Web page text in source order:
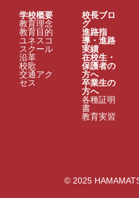
学校概要
教育理念
教育目的
ユネスコ
スクール
沿革
校歌
交通アク
セス
校長ブロ
グ
進路指
導・進路
実績
在校生・
保護者の
方へ
卒業生の
方へ
各種証明
書
教育実習
© 2025